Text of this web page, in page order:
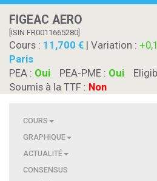
FIGEAC AERO
[ISIN FR0011665280]
Cours : 11,700 | Variation :
Paris
PEA : Oui PEA-PME : Oui
Soumis à la TTF : Non
COURS
GRAPHIQUE
ACTUALITÉ
CONSENSUS